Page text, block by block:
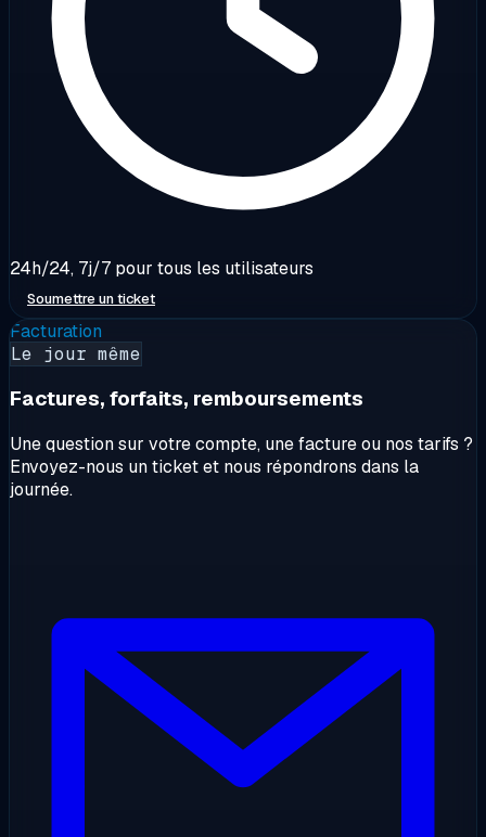
24h/24, 7j/7 pour tous les utilisateurs
Soumettre un ticket
Facturation
Le jour même
Factures, forfaits, remboursements
Une question sur votre compte, une facture ou nos tarifs ?
Envoyez-nous un ticket et nous répondrons dans la
journée.